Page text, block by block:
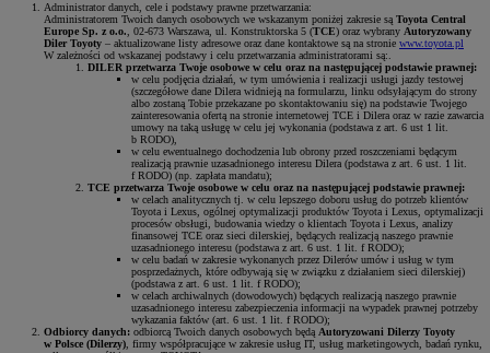
Administrator danych, cele i podstawy prawne przetwarzania:
Administratorem Twoich danych osobowych we wskazanym poniżej zakresie są Toyota Central
Europe Sp. z o.o. , 02-673 Warszawa, ul. Konstruktorska 5 (TCE) oraz wybrany Autoryzowany
Diler Toyoty – aktualizowane listy adresowe oraz dane kontaktowe są na stronie www.toyota.pl
W zależności od wskazanej podstawy i celu przetwarzania administratorami są:.
DILER przetwarza Twoje osobowe w celu oraz na następującej podstawie prawnej:
w celu podjęcia działań, w tym umówienia i realizacji usługi jazdy testowej
(szczegółowe dane Dilera widnieją na formularzu, linku odsyłającym do strony
albo zostaną Tobie przekazane po skontaktowaniu się) na podstawie Twojego
zainteresowania ofertą na stronie internetowej TCE i Dilera oraz w razie zawarcia
umowy na taką usługę w celu jej wykonania (podstawa z art. 6 ust 1 lit.
b RODO),
w celu ewentualnego dochodzenia lub obrony przed roszczeniami będącym
realizacją prawnie uzasadnionego interesu Dilera (podstawa z art. 6 ust. 1 lit.
f RODO) (np. zapłata mandatu);
TCE przetwarza Twoje osobowe w celu oraz na następującej podstawie prawnej:
w celach analitycznych tj. w celu lepszego doboru usług do potrzeb klientów
Toyota i Lexus, ogólnej optymalizacji produktów Toyota i Lexus, optymalizacji
procesów obsługi, budowania wiedzy o klientach Toyota i Lexus, analizy
finansowej TCE oraz sieci dilerskiej, będących realizacją naszego prawnie
uzasadnionego interesu (podstawa z art. 6 ust. 1 lit. f RODO);
w celu badań w zakresie wykonanych przez Dilerów umów i usług w tym
posprzedażnych, które odbywają się w związku z działaniem sieci dilerskiej)
(podstawa z art. 6 ust. 1 lit. f RODO);
w celach archiwalnych (dowodowych) będących realizacją naszego prawnie
uzasadnionego interesu zabezpieczenia informacji na wypadek prawnej potrzeby
wykazania faktów (art. 6 ust. 1 lit. f RODO);
Odbiorcy danych: odbiorcą Twoich danych osobowych będą Autoryzowani Dilerzy Toyoty
w Polsce (Dilerzy) , firmy współpracujące w zakresie usług IT, usług marketingowych, badań rynku,